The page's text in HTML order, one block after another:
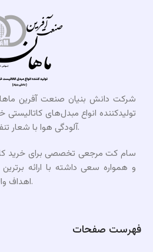
تولیدکننده انواع مبدل‌های
آلودگی هوا با شعار تنفس هوای پاک تاسیس شد.
سام کت مرجعی تخصصی برای خرید
و همواره سعی داشته با ارائه
اهداف والای مشتریمداری خود برسد.​
فهرست صفحات